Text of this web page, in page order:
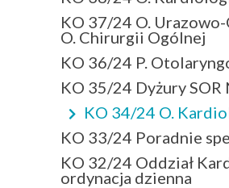
KO 37/24 O.
O. Chirurgii Ogólnej
KO 36/24 P.
KO 35/24 Dyżury SOR
KO 34/24 O.
KO 33/24 Poradnie
KO 32/24 Oddział
ordynacja dzienna